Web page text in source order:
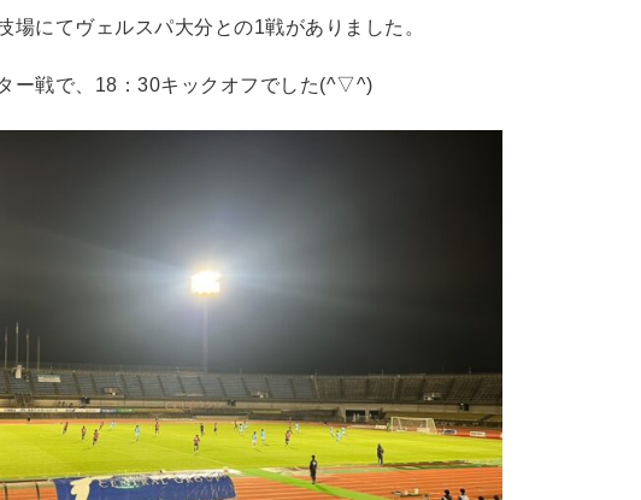
場にてヴェルスパ大分との1戦がありました。
ー戦で、18：30キックオフでした(^▽^)